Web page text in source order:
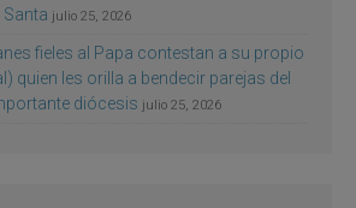
julio 25, 2026
fieles al Papa contestan a su propio
quien les orilla a bendecir parejas del
diócesis julio 25, 2026